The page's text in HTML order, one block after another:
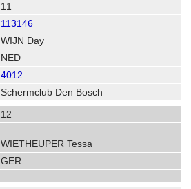
11
113146
WIJN Day
NED
4012
Schermclub Den Bosch
12
WIETHEUPER Tessa
GER